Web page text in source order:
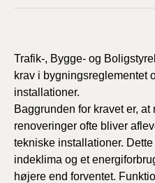
Trafik-, Bygge- og
krav i bygningsreglementet
installationer.
Baggrunden for kravet er,
renoveringer ofte bliver
tekniske installationer.
indeklima og et
højere end forventet.